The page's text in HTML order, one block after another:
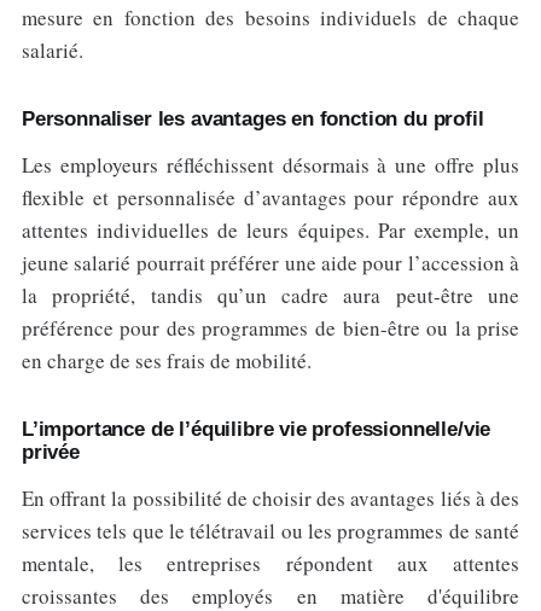
mesure en fonction des besoins individuels de chaque
salarié.
Personnaliser les avantages en fonction du profil
Les employeurs réfléchissent désormais à une offre plus
flexible et personnalisée d’avantages pour répondre aux
attentes individuelles de leurs équipes. Par exemple, un
jeune salarié pourrait préférer une aide pour l’accession à
la propriété, tandis qu’un cadre aura peut-être une
préférence pour des programmes de bien-être ou la prise
en charge de ses frais de mobilité.
L’importance de l’équilibre vie professionnelle/vie
privée
En offrant la possibilité de choisir des avantages liés à des
services tels que le télétravail ou les programmes de santé
mentale, les entreprises répondent aux attentes
croissantes des employés en matière d'équilibre